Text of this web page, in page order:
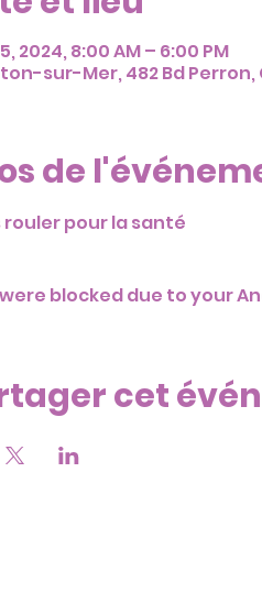
2024, 8:00 AM – 6:00 PM
sur-Mer, 482 Bd Perron,
de
rouler pour la santé
blocked due to your
cet